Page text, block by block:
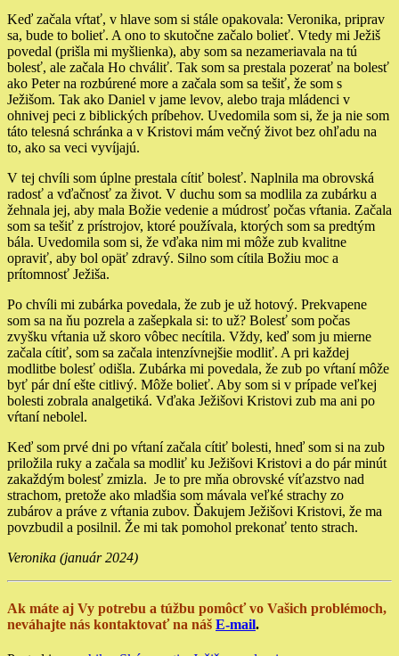
Keď začala vŕtať, v hlave som si stále opakovala: Veronika, priprav
sa, bude to bolieť. A ono to skutočne začalo bolieť. Vtedy mi Ježiš
povedal (prišla mi myšlienka), aby som sa nezameriavala na tú
bolesť, ale začala Ho chváliť. Tak som sa prestala pozerať na bolesť
ako Peter na rozbúrené more a začala som sa tešiť, že som s
Ježišom. Tak ako Daniel v jame levov, alebo traja mládenci v
ohnivej peci z biblických príbehov. Uvedomila som si, že ja nie som
táto telesná schránka a v Kristovi mám večný život bez ohľadu na
to, ako sa veci vyvíjajú.
V tej chvíli som úplne prestala cítiť bolesť. Naplnila ma obrovská
radosť a vďačnosť za život. V duchu som sa modlila za zubárku a
žehnala jej, aby mala Božie vedenie a múdrosť počas vŕtania. Začala
som sa tešiť z prístrojov, ktoré používala, ktorých som sa predtým
bála. Uvedomila som si, že vďaka nim mi môže zub kvalitne
opraviť, aby bol opäť zdravý. Silno som cítila Božiu moc a
prítomnosť Ježiša.
Po chvíli mi zubárka povedala, že zub je už hotový. Prekvapene
som sa na ňu pozrela a zašepkala si: to už? Bolesť som počas
zvyšku vŕtania už skoro vôbec necítila. Vždy, keď som ju mierne
začala cítiť, som sa začala intenzívnejšie modliť. A pri každej
modlitbe bolesť odišla. Zubárka mi povedala, že zub po vŕtaní môže
byť pár dní ešte citlivý. Môže bolieť. Aby som si v prípade veľkej
bolesti zobrala analgetiká. Vďaka Ježišovi Kristovi zub ma ani po
vŕtaní nebolel.
Keď som prvé dni po vŕtaní začala cítiť bolesti, hneď som si na zub
priložila ruky a začala sa modliť ku Ježišovi Kristovi a do pár minút
zakaždým bolesť zmizla. Je to pre mňa obrovské víťazstvo nad
strachom, pretože ako mladšia som mávala veľké strachy zo
zubárov a práve z vŕtania zubov. Ďakujem Ježišovi Kristovi, že ma
povzbudil a posilnil. Že mi tak pomohol prekonať tento strach.
Veronika (január 2024)
Ak máte aj Vy potrebu a túžbu pomôcť vo Vašich problémoch,
neváhajte nás kontaktovať na náš E-mail.